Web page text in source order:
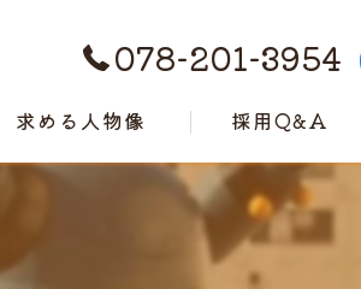
078-201-3954
求める人物像 採用Q&A